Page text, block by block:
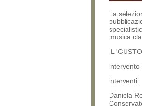
La
musica
IL
intervento
interventi:
Daniela